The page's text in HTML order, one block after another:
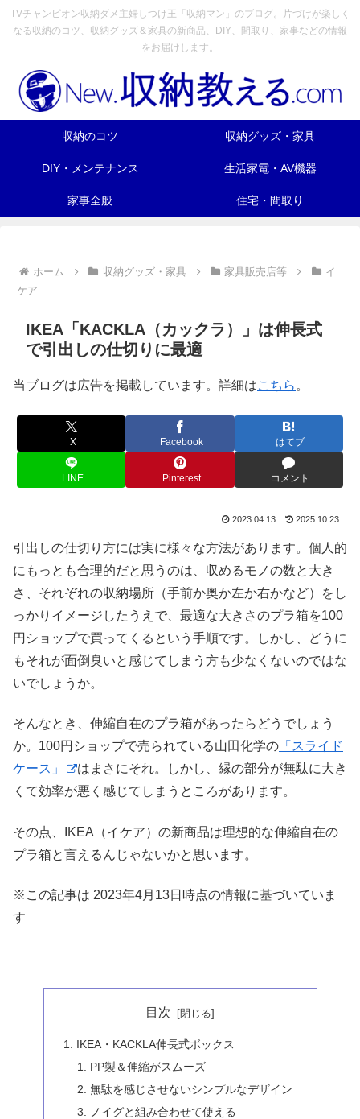
TVチャンピオン収納ダメ主婦しつけ王「収納マン」のブログ。片づけが楽しく
なる収納のコツ、収納グッズ＆家具の新商品、DIY、間取り、家事などの情報
をお届けします。
収納のコツ 収納グッズ・家具
DIY・メンテナンス 生活家電・AV機器
家事全般 住宅・間取り
ホーム 収納グッズ・家具 家具販売店等
イ
ケア
IKEA「KACKLA（カックラ）」は伸長式
で引出しの仕切りに最適
当ブログは広告を掲載しています。詳細はこちら 。
X Facebook はてブ
LINE Pinterest コメント
2023.04.13 2025.10.23
引出しの仕切り方には実に様々な方法があります。個人的
にもっとも合理的だと思うのは、収めるモノの数と大き
さ、それぞれの収納場所（手前か奥か左か右かなど）をし
っかりイメージしたうえで、最適な大きさのプラ箱を100
円ショップで買ってくるという手順です。しかし、どうに
もそれが面倒臭いと感じてしまう方も少なくないのではな
いでしょうか。
そんなとき、伸縮自在のプラ箱があったらどうでしょう
か。100円ショップで売られている山田化学の 「スライド
ケース」
はまさにそれ。しかし、縁の部分が無駄に大き
くて効率が悪く感じてしまうところがあります。
その点、IKEA（イケア）の新商品は理想的な伸縮自在の
プラ箱と言えるんじゃないかと思います。
※この記事は 2023年4月13日時点の情報に基づいていま
す
目次
IKEA・KACKLA伸長式ボックス
PP製＆伸縮がスムーズ
無駄を感じさせないシンプルなデザイン
ノイグと組み合わせて使える